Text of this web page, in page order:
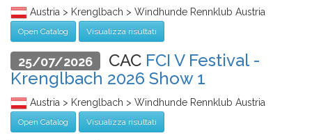
Austria > Krenglbach > Windhunde Rennklub Austria
Open Catalog Visualizza risultati
25/07/2026 CAC FCI V Festival -
Krenglbach 2026 Show 1
Austria > Krenglbach > Windhunde Rennklub Austria
Open Catalog Visualizza risultati